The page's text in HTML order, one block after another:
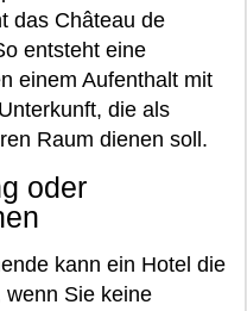
das Château de
entsteht eine
einem Aufenthalt mit
die als
Raum dienen soll.
oder
kann ein Hotel die
wenn Sie keine